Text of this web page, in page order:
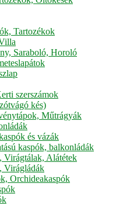
Tartozékok
Saraboló, Horoló
szerszámok
kés)
Műtrágyák
és vázák
kaspók, balkonládák
Virágtálak, Alátétek
Virágládák
Orchideakaspók